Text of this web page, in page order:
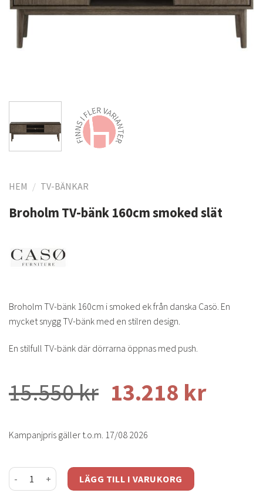
HEM / TV-BÄNKAR
Broholm TV-bänk 160cm smoked slät
Broholm TV-bänk 160cm i smoked ek från danska Casö. En
mycket snygg TV-bänk med en stilren design.
En stilfull TV-bänk där dörrarna öppnas med push.
15.550kr 13.218 kr
Kampanjpris gäller t.o.m. 17/08 2026
Broholm TV-bänk 160cm smoked slät mängd
LÄGG TILL I VARUKORG